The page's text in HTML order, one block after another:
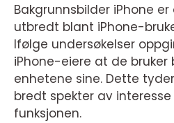
Bakgrunnsbilder iPhone
utbredt blant iPhone-
Ifølge undersøkelser
iPhone-eiere at de bruker
enhetene sine. Dette
bredt spekter av
funksjonen.